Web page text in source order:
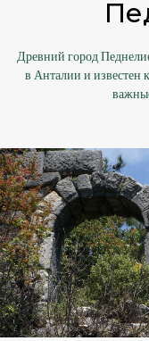
Древний город
в Анталии и